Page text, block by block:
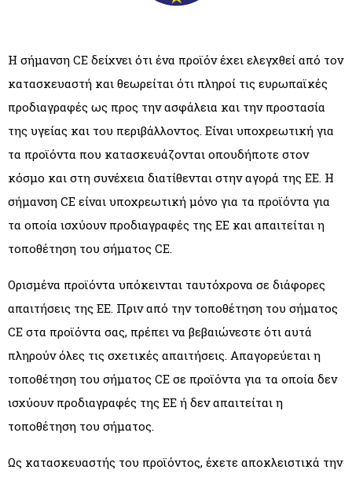
Η σήμανση CE δείχνει ότι ένα προϊόν έχει ελεγχθεί από τον
κατασκευαστή και θεωρείται ότι πληροί τις ευρωπαϊκές
προδιαγραφές ως προς την ασφάλεια και την προστασία
της υγείας και του περιβάλλοντος. Είναι υποχρεωτική για
τα προϊόντα που κατασκευάζονται οπουδήποτε στον
κόσμο και στη συνέχεια διατίθενται στην αγορά της ΕΕ. Η
σήμανση CE είναι υποχρεωτική μόνο για τα προϊόντα για
τα οποία ισχύουν προδιαγραφές της ΕΕ και απαιτείται η
τοποθέτηση του σήματος CE.
Ορισμένα προϊόντα υπόκεινται ταυτόχρονα σε διάφορες
απαιτήσεις της ΕΕ. Πριν από την τοποθέτηση του σήματος
CE στα προϊόντα σας, πρέπει να βεβαιώνεστε ότι αυτά
πληρούν όλες τις σχετικές απαιτήσεις. Απαγορεύεται η
τοποθέτηση του σήματος CE σε προϊόντα για τα οποία δεν
ισχύουν προδιαγραφές της ΕΕ ή δεν απαιτείται η
τοποθέτηση του σήματος.
Ως κατασκευαστής του προϊόντος, έχετε αποκλειστικά την